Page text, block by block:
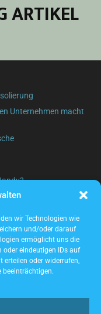
wir Technologien wie
und/oder darauf
ermöglicht uns die
oder eindeutigen IDs auf
erteilen oder widerrufen,
beeinträchtigen.
ARTIKEL
Unternehmen macht